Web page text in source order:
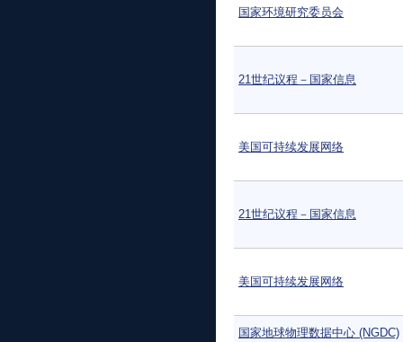
国家环境研究委员会
21世纪议程－国家信息
美国可持续发展网络
21世纪议程－国家信息
美国可持续发展网络
国家地球物理数据中心 (NGDC)